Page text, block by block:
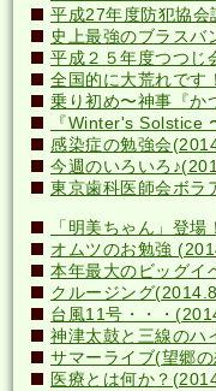
平成27年度防犯協会
史上最強のブラス
平成２５年度つつじ
全国的に大荒れです
乗り初め〜神事『か
『Winter's Solstice
感染症の勉強会
今週のいろいろ
東京歯科医師会ボラ
「明美ちゃん」登
オムツのお勉強
本年最大のビッグイ
クルージング
台風11号・・・
神津太鼓と三線のハ
サマーライブ(望郷
医療とは何か？